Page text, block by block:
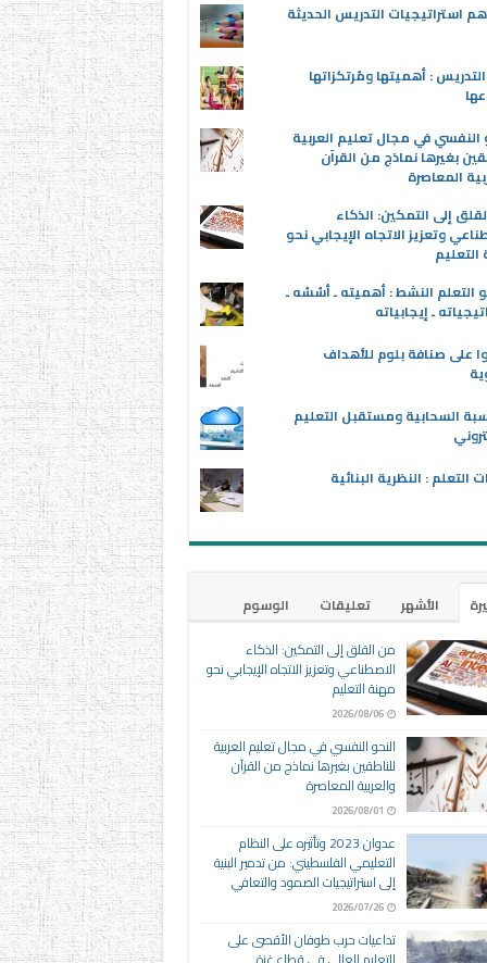
استراتيجيات التدريس الحديثة
: أهميتها ومُرتكزاتها
النفسي في مجال تعليم العربية
بغيرها نماذج من القرآن
المعاصرة
إلى التمكين: الذكاء
وتعزيز الاتجاه الإيجابي نحو
التعلم النشط : أهميته ـ أسُسُه ـ
ـ إيجابياته
على صنافة بلوم للأهداف
السحابية ومستقبل التعليم
التعلم : النظرية البنائية
الأشهر تعليقات
الوسوم
من القلق إلى التمكين: الذكاء
الاصطناعي وتعزيز الاتجاه الإيجابي نحو
مهنة التعليم
2026/08/06
النحو النفسي في مجال تعليم العربية
للناطقين بغيرها نماذج من القرآن
والعربية المعاصرة
2026/08/01
عدوان 2023 وتأثيره على النظام
التعليمي الفلسطيني: من تدمير البنية
إلى استراتيجيات الصمود والتعافي
2026/07/26
تداعيات حرب طوفان الأقصى على